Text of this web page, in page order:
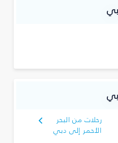
رحلات من البحر
الأحمر إلى دبي